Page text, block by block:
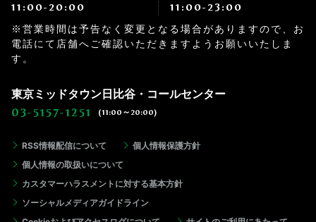
11:00-20:00 11:00-23:00
※営業時間は予告なく変更となる場合がありますので、お
電話にて店舗へご確認いただきますようお願いいたしま
す。
東京ミッドタウン日比谷・コールセンター
03-5157-1251 (11:00～20:00)
RSS情報配信について
個人情報保護方針
個人情報の取扱いについて
カスタマーハラスメントに対する基本方針
ソーシャルメディアガイドライン